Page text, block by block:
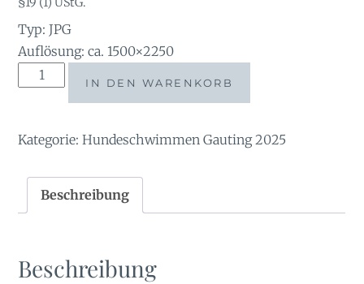
Typ: JPG
Auflösung: ca. 1500×2250
tauchsucht20250930_214638
IN DEN WARENKORB
Kategorie:Hundeschwimmen Gauting 2025
Beschreibung
Beschreibung